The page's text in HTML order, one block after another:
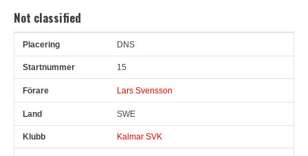
Not classified
Pl Snr Land
DNS
15
Lars Svensson
SWE
Kalmar SVK